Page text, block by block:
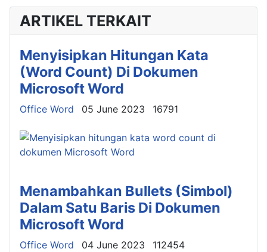
ARTIKEL TERKAIT
Menyisipkan Hitungan Kata
(Word Count) Di Dokumen
Microsoft Word
Details
Office Word 05 June 2023 16791
Menambahkan Bullets (Simbol)
Dalam Satu Baris Di Dokumen
Microsoft Word
Details
Office Word 04 June 2023 112454